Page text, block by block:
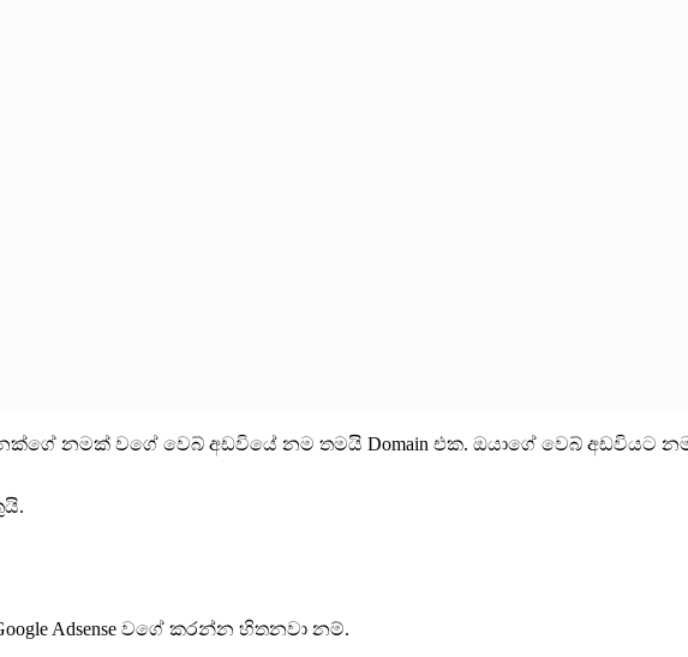
නමක් වගේ වෙබ් අඩවියේ නම තමයි Domain එක. ඔයාගේ වෙබ්
Adsense වගේ කරන්න හිතනවා නම්.